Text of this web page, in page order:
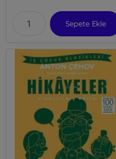
Sepete Ekle